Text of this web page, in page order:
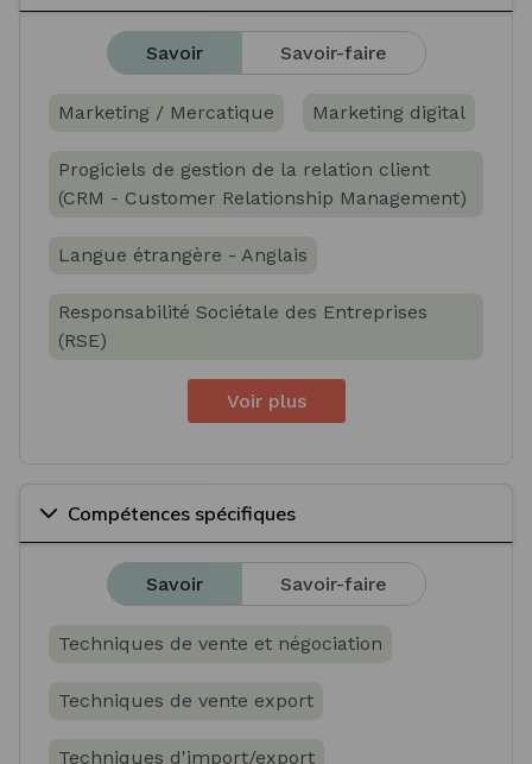
Savoir Savoir-faire
Marketing / Mercatique Marketing digital
Progiciels de gestion de la relation client
(CRM - Customer Relationship Management)
Langue étrangère - Anglais
Responsabilité Sociétale des Entreprises
(RSE)
Voir plus
Compétences spécifiques
Savoir Savoir-faire
Techniques de vente et négociation
Techniques de vente export
Techniques d'import/export